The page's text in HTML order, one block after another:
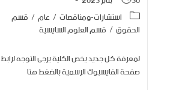
استشارات-ومناقصات/عام/ قسم
الحقوق/ قسم العلوم السايسية
لمعرفة كل جديد يخص الكلية يرجى التوجه لرابط
صفحة الفايسبوك الرسمية بالضغط هنا